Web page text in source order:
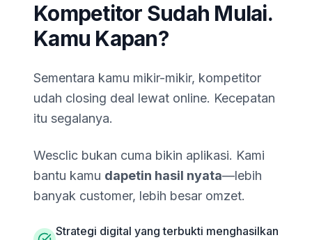
Kompetitor Sudah Mulai.
Kamu Kapan?
Sementara kamu mikir-mikir, kompetitor
udah closing deal lewat online. Kecepatan
itu segalanya.
Wesclic bukan cuma bikin aplikasi. Kami
bantu kamu dapetin hasil nyata—lebih
banyak customer, lebih besar omzet.
Strategi digital yang terbukti menghasilkan